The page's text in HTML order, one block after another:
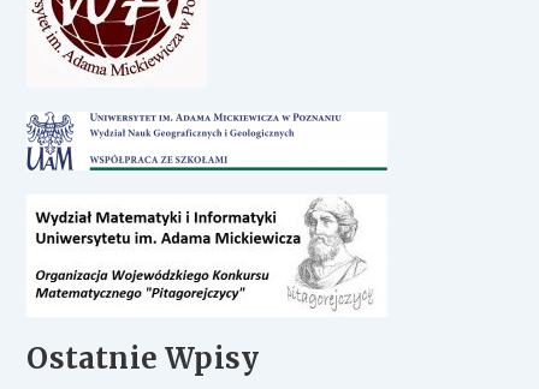
Ostatnie Wpisy